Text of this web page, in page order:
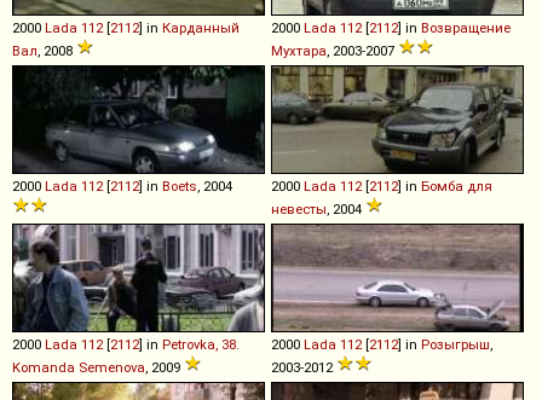
2000 Lada 112[2112] in Карданный
Вал, 2008
2000 Lada 112[2112] in Возвращение
Мухтара, 2003-2007
2000 Lada 112[2112] in Boets, 2004 2000 Lada 112[2112] in Бомба для
невесты, 2004
2000 Lada 112[2112] in Petrovka, 38.
Komanda Semenova, 2009
2000 Lada 112[2112] in Розыгрыш,
2003-2012